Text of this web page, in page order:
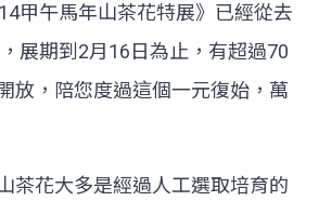
甲午馬年山茶花特展》已經從去
展期到2月16日為止，有超過70
放，陪您度過這個一元復始，萬
茶花大多是經過人工選取培育的